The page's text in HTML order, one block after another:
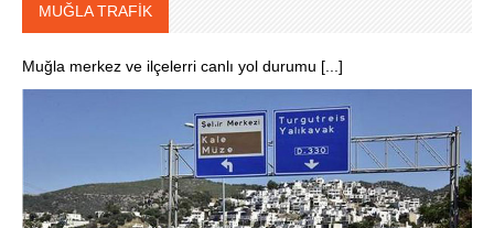
MUĞLA TRAFİK
Muğla merkez ve ilçelerri canlı yol durumu [...]